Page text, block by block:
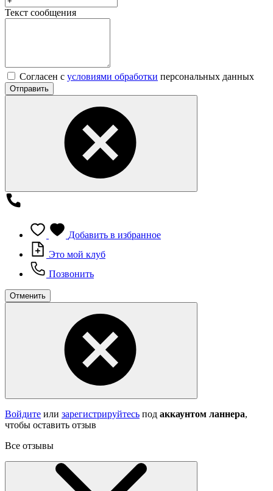
Текст сообщения
Согласен с условиями обработки персональных данных
Отправить
Добавить в избранное
Это мой клуб
Позвонить
Отменить
Войдите или зарегистрируйтесь под аккаунтом ланнера,
чтобы оставить отзыв
Все отзывы